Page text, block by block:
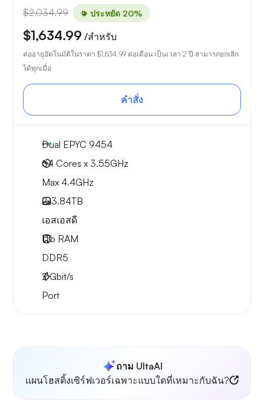
$2,034.99 ประหยัด 20%
$1,634.99 /สำหรับ
ต่ออายุอัตโนมัติในราคา $1,634.99 ต่อเดือน เป็นเวลา 2 ปี สามารถยกเลิก
ได้ทุกเมื่อ
คำสั่ง
Dual EPYC 9454
64 Cores x 3.55GHz
Max 4.4GHz
2x3.84TB
เอสเอสดี
1Tb RAM
DDR5
2Gbit/s
Port
ถาม UltaAI
แผนโฮสติ้งเซิร์ฟเวอร์เฉพาะแบบใดที่เหมาะกับฉัน?